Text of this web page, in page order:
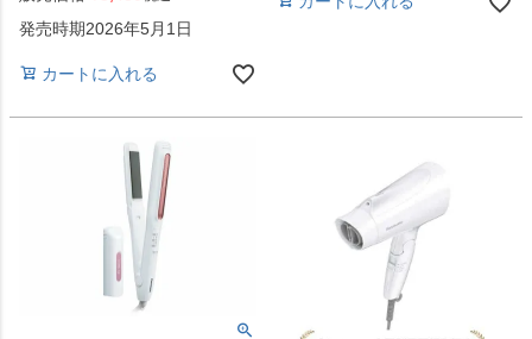
発売時期2026年5月1日
カートに入れる